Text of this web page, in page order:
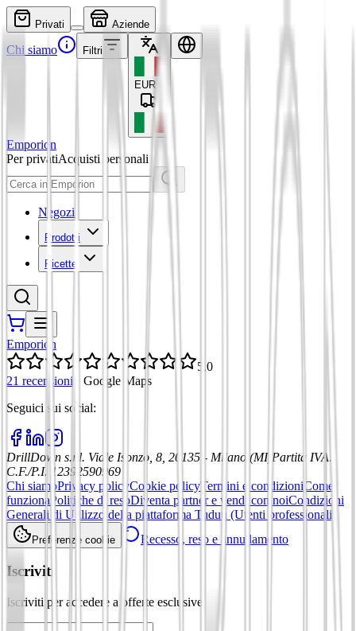
Privati Aziende
Chi siamo Filtri
EUR
Emporion
Per privatiAcquisti personali
Negozi
Prodotti
Ricette
Emporion
5,0
21 recensioni
Google Maps
Seguici sui social:
DrillDown s.r.l. Viale Isonzo, 8, 20135 - Milano (MI) Partita IVA:
C.F./P.I. 12392590969
Chi siamoPrivacy policyCookie policyTermini e condizioni Come
funziona Politiche di resoDiventa partner e vendi con noiCondizioni
Generali di Utilizzo della piattaforma Tuduu (Utenti professionali)
Preferenze cookie Recesso, reso e annullamento
Iscriviti
Iscriviti per accedere a offerte esclusive